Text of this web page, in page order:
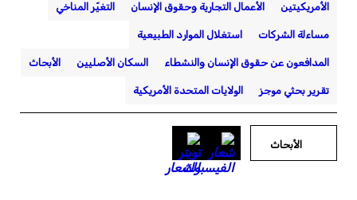
الأمريكيتين الأعمال التجارية وحقوق الإنسان التغيّر المناخي
مساءلة الشركات استغلال الموارد الطبيعية
المدافعون عن حقوق الإنسان والنشطاء السكان الأصليين الأبحاث
تقرير بحثي موجز الولايات المتحدة الأمريكية
الأبحاث